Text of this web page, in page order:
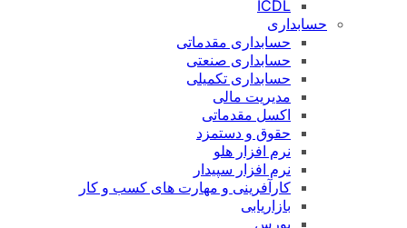
حسابداری
حسابداری مقدماتی
حسابداری صنعتی
حسابداری تکمیلی
مدیریت مالی
اکسل مقدماتی
حقوق و دستمزد
نرم افزار هلو
نرم افزار سپیدار
کارآفرینی و مهارت های کسب و کار
بازاریابی